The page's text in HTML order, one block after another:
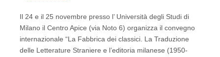
Il 24 e il 25 novembre presso l’ Università degli Studi di
Milano il Centro Apice (via Noto 6) organizza il convegno
internazionale “La Fabbrica dei classici. La Traduzione
delle Letterature Straniere e l’editoria milanese (1950-